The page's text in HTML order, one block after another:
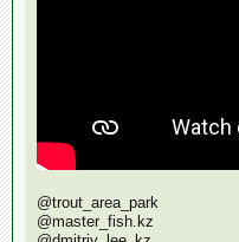
@trout_area_park
@master_fish.kz